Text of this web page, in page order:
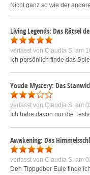
Nicht ganz so wie der
Living Legends: Das Rätsel
verfasst von Claudia S. am
Ich persönlich finde das
Youda Mystery: Das
verfasst von Claudia S. am
Ich habe davon nur die
Awakening: Das
verfasst von Claudia S. am
Den Tippgeber Eule finde